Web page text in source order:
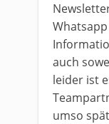
auch
leider ist
umso